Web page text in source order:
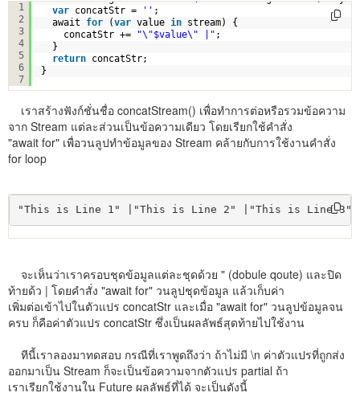
1
2
3
4
5
6
7
var concatStr = '' ;
await for (var value in stream) {
concatStr +=
"\"$value\" |" ;
}
return concatStr;
}
เราสร้างฟังก์ชั่นชื่อ concatStream() เพื่อทำการต่อหรือรวมข้อความ
จาก Stream แต่ละส่วนเป็นข้อความเดียว โดยเรียกใช้คำสั่ง
"await for" เพื่อวนลูปทำข้อมูลของ Stream คล้ายกับการใช้งานคำสั่ง
for loop
"This is Line 1" |"This is Line 2" |"This is Line
จะเห็นว่าเราครอบชุดข้อมูลแต่ละชุดด้วย " (dobule qoute) และปิด
ท้ายด้ว | โดยคำสั่ง "await for" วนลูปชุดข้อมูล แล้วเก็บค่า
เพิ่มต่อเข้าไปในตัวแปร concatStr และเมื่อ "await for" วนลูปข้อมูลจน
ครบ ก็คือค่าตัวแปร concatStr ซึ่งเป็นผลลัพธ์สุดท้ายไปใช้งาน
ทีนี้เราลองมาทดสอบ กรณีที่เราพูดถึงว่า ถ้าไม่มี \n ค่าตัวแปรที่ถูกส่ง
ออกมาเป็น Stream ก็จะเป็นข้อความจากตัวแปร partial ถ้า
เราเรียกใช้งานใน Future ผลลัพธ์ที่ได้ จะเป็นดังนี้